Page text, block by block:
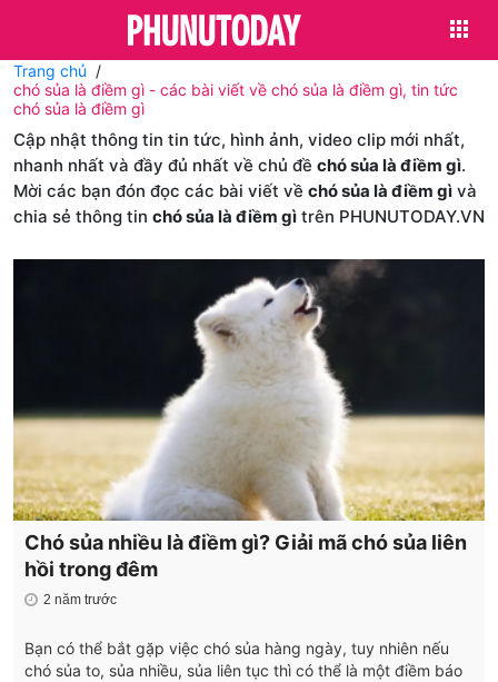
Trang chủ
chó sủa là điềm gì - các bài viết về chó sủa là điềm gì, tin tức
chó sủa là điềm gì
Cập nhật thông tin tin tức, hình ảnh, video clip mới nhất,
nhanh nhất và đầy đủ nhất về chủ đề chó sủa là điềm gì.
Mời các bạn đón đọc các bài viết về chó sủa là điềm gì và
chia sẻ thông tin chó sủa là điềm gì trên PHUNUTODAY.VN
Chó sủa nhiều là điềm gì? Giải mã chó sủa liên
hồi trong đêm
2 năm trước
Bạn có thể bắt gặp việc chó sủa hàng ngày, tuy nhiên nếu
chó sủa to, sủa nhiều, sủa liên tục thì có thể là một điềm báo